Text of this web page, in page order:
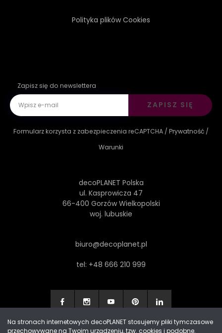
Polityka plików Cookies
Zapisz się do newslettera
ZAPISZ SIĘ
Formularz korzysta z zabezpieczenia reCAPTCHA / Prywatność /
Warunki
decoPLANET Polska
ul. Kasprowicza 47
66-400 Gorzów Wielkopolski
woj. lubuskie
biuro@decoplanet.pl
tel: +48 666 210 999
Na stronach internetowych decoPLANET stosujemy pliki tymczasowe
przechowywane na Twoim urządzeniu, tzw. cookies i podobne.